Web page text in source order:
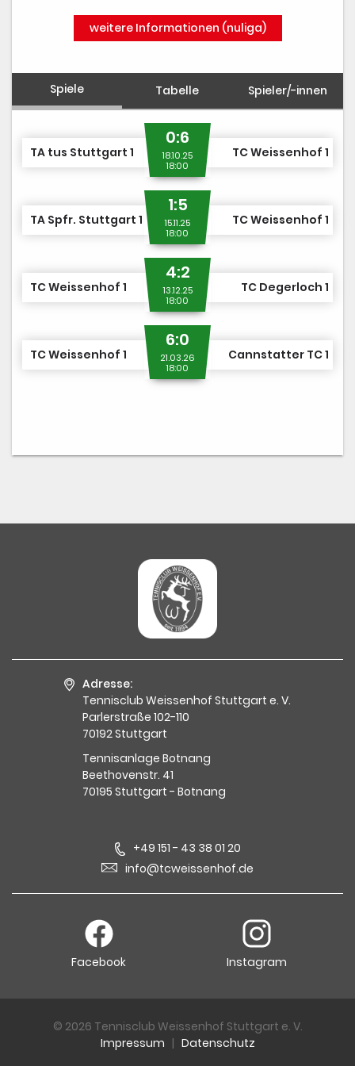
weitere Informationen (nuliga)
Spiele Tabelle Spieler/-innen
TA tus Stuttgart 1
0:6
18.10.25
18:00
TC Weissenhof 1
TA Spfr. Stuttgart 1
1:5
15.11.25
18:00
TC Weissenhof 1
TC Weissenhof 1
4:2
13.12.25
18:00
TC Degerloch 1
TC Weissenhof 1
6:0
21.03.26
18:00
Cannstatter TC 1
Adresse:
Tennisclub Weissenhof Stuttgart e. V.
Parlerstraße 102-110
70192 Stuttgart
Tennisanlage Botnang
Beethovenstr. 41
70195 Stuttgart - Botnang
+49 151 - 43 38 01 20
info@tcweissenhof.de
Facebook Instagram
© 2026 Tennisclub Weissenhof Stuttgart e. V.
Impressum | Datenschutz